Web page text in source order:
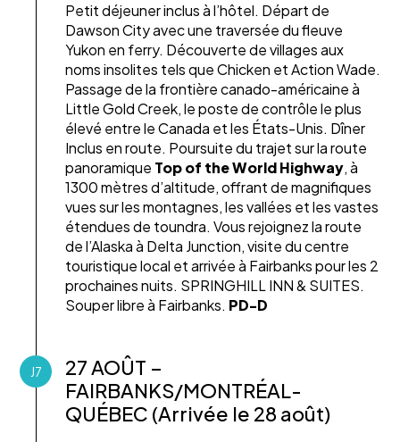
Petit déjeuner inclus à l’hôtel. Départ de
Dawson City avec une traversée du fleuve
Yukon en ferry. Découverte de villages aux
noms insolites tels que Chicken et Action Wade.
Passage de la frontière canado-américaine à
Little Gold Creek, le poste de contrôle le plus
élevé entre le Canada et les États-Unis. Dîner
Inclus en route. Poursuite du trajet sur la route
panoramique Top of the World Highway, à
1300 mètres d’altitude, offrant de magnifiques
vues sur les montagnes, les vallées et les vastes
étendues de toundra. Vous rejoignez la route
de l’Alaska à Delta Junction, visite du centre
touristique local et arrivée à Fairbanks pour les 2
prochaines nuits. SPRINGHILL INN & SUITES.
Souper libre à Fairbanks. PD-D
J7
27 AOÛT –
FAIRBANKS/MONTRÉAL-
QUÉBEC (Arrivée le 28 août)